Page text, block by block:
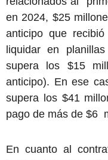
en 2024, $25
anticipo que
liquidar en
supera los $15
anticipo). En ese
supera los $41
pago de más de $6
En cuanto al